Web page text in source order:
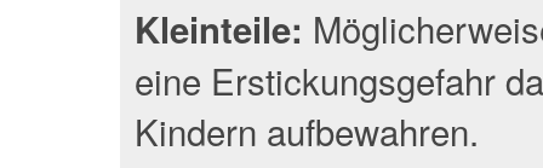
Kleinteile:
eine Erstickungsgefahr
Kindern aufbewahren.